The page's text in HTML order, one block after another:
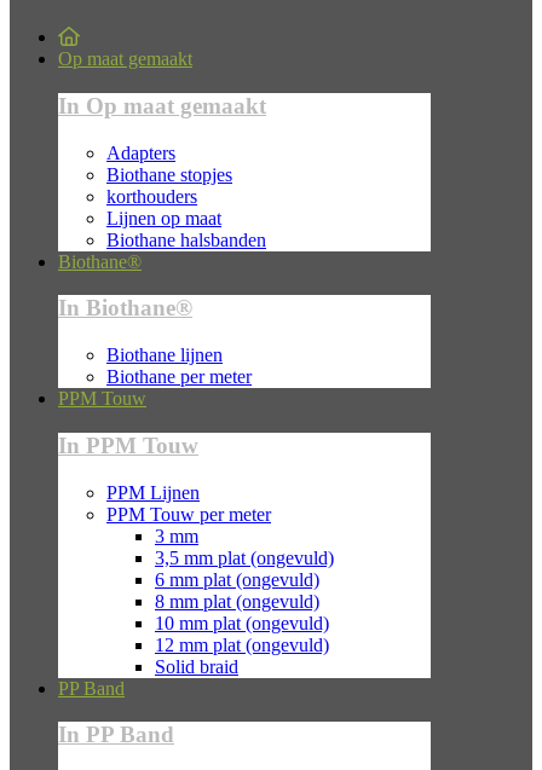
Op maat gemaakt
In Op maat gemaakt
Adapters
Biothane stopjes
korthouders
Lijnen op maat
Biothane halsbanden
Biothane®
In Biothane®
Biothane lijnen
Biothane per meter
PPM Touw
In PPM Touw
PPM Lijnen
PPM Touw per meter
3 mm
3,5 mm plat (ongevuld)
6 mm plat (ongevuld)
8 mm plat (ongevuld)
10 mm plat (ongevuld)
12 mm plat (ongevuld)
Solid braid
PP Band
In PP Band